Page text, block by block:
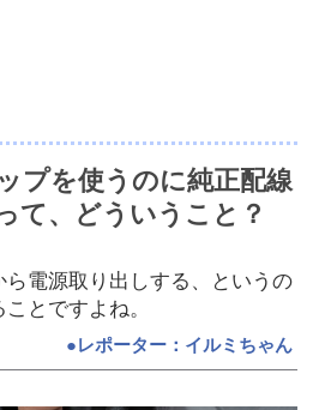
プを使うのに純正配線
て、どういうこと？
ら電源取り出しする、というの
とですよね。
●レポーター：イルミちゃん